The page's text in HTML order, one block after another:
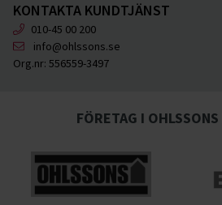
KONTAKTA KUNDTJÄNST
010-45 00 200
info@ohlssons.se
Org.nr: 556559-3497
FÖRETAG I